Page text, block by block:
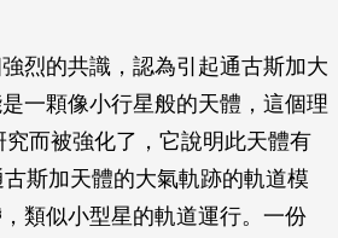
烈的共識，認為引起通古斯加大
一顆像小行星般的天體，這個理
而被強化了，它說明此天體有
斯加天體的大氣軌跡的軌道模
類似小型星的軌道運行。一份